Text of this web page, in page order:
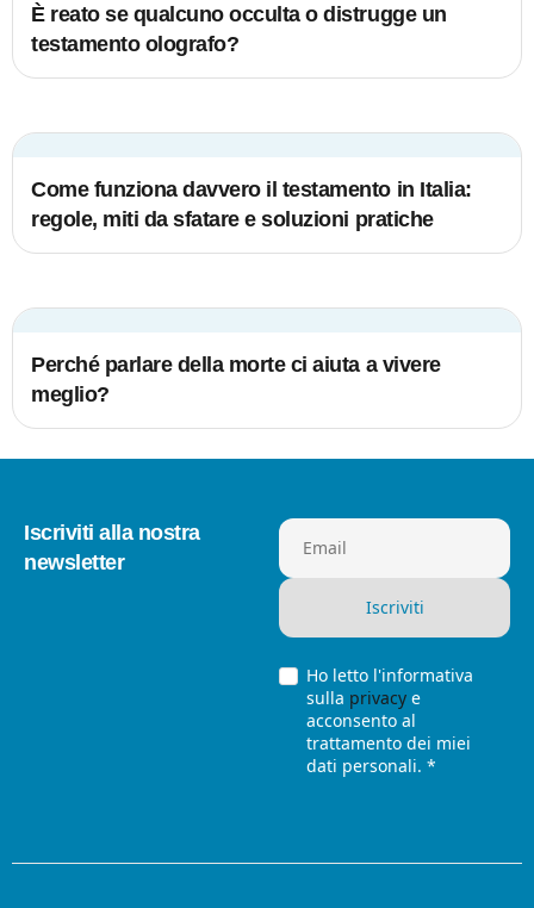
È reato se qualcuno occulta o distrugge un
testamento olografo?
Come funziona davvero il testamento in Italia:
regole, miti da sfatare e soluzioni pratiche
Perché parlare della morte ci aiuta a vivere
meglio?
Iscriviti alla nostra
newsletter
Email
Ho letto l'informativa
sulla privacye
acconsento al
trattamento dei miei
dati personali. *